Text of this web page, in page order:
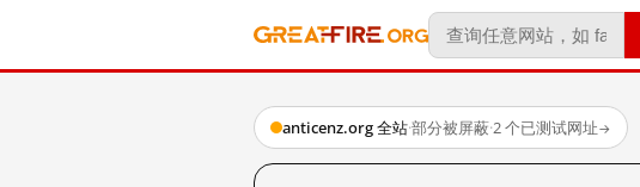
anticenz.org 全站·部分被屏蔽·2 个已测试网址→